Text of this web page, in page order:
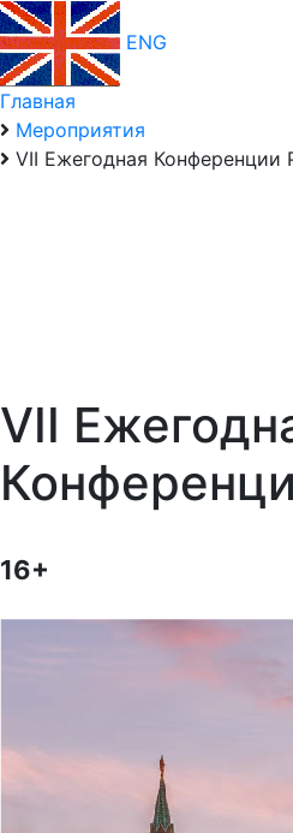
ENG
Главная
Мероприятия
VII Ежегодная Конференции
VII
16+